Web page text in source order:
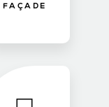
FAÇADE